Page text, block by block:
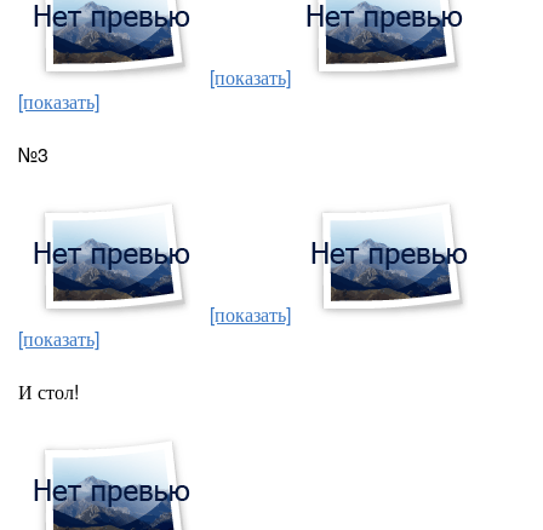
[показать]
[показать]
№3
[показать]
[показать]
И стол!